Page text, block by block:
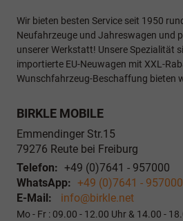
Wir bieten besten Service seit 1950
Neufahrzeuge und Jahreswagen und
unserer Werkstatt! Unsere Spezialität
importierte EU-Neuwagen mit XXL-
Wunschfahrzeug-Beschaffung bieten
BIRKLE MOBILE
Emmendinger Str.15
79276 Reute bei Freiburg
Telefon: +49 (0)7641 - 957000
WhatsApp: +49 (0)7641 - 957000
E-Mail:
info@birkle.net
Mo - Fr : 09.00 - 12.00 Uhr & 14.00 -